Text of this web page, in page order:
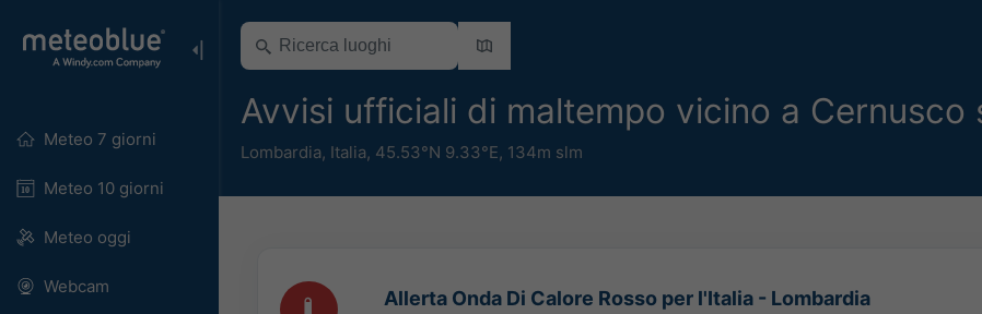
Meteo 7 giorni
Meteo 10 giorni
Meteo oggi
Webcam
Avvisi ufficiali di maltempo vicino a Cernusco
Lombardia, Italia, 45.53°N 9.33°E, 134m slm
Allerta Onda Di Calore Rosso per l'Italia - Lombardia